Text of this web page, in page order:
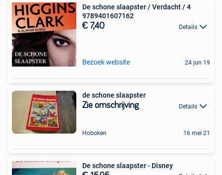
De schone slaapster / Verdacht / 4
9789401607162
€ 7,40 Details
Bezoek website 24 jun 19
de schone slaapster
Zie omschrijving Details
Hoboken 16 mei 21
De schone slaapster - Disney